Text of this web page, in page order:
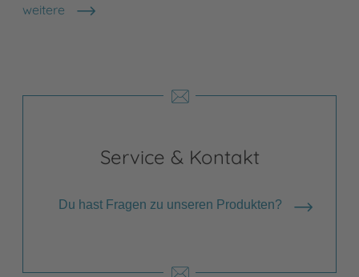
weitere
Shops anzeigen
Service & Kontakt
Du hast Fragen zu unseren Produkten?